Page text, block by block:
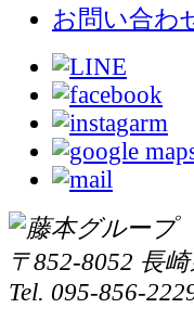
お問い合わ
〒852-8052 長
Tel. 095-856-